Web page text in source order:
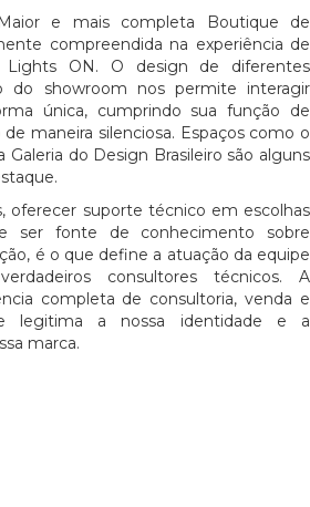
e mais completa Boutique de
compreendida na experiência de
Lights ON. O design de diferentes
do showroom nos permite interagir
única, cumprindo sua função de
maneira silenciosa. Espaços como o
Galeria do Design Brasileiro são alguns
oferecer suporte técnico em escolhas
ser fonte de conhecimento sobre
é o que define a atuação da equipe
consultores técnicos. A
completa de consultoria, venda e
legitima a nossa identidade e a
marca.